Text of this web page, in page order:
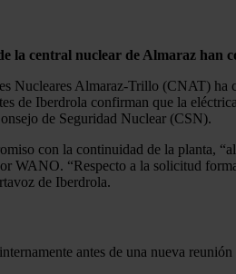
la central nuclear de Almaraz
Nucleares Almaraz-Trillo (CNAT) ha
de Iberdrola confirman que la
de Seguridad Nuclear (CSN).
con la continuidad de la planta,
WANO. “Respecto a la solicitud
de Iberdrola.
antes de una nueva